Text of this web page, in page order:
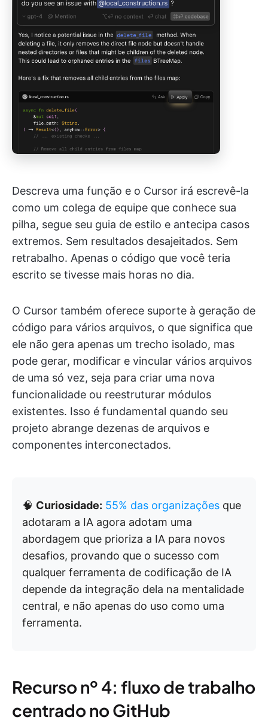
Descreva uma função e o Cursor irá escrevê-la
como um colega de equipe que conhece sua
pilha, segue seu guia de estilo e antecipa casos
extremos. Sem resultados desajeitados. Sem
retrabalho. Apenas o código que você teria
escrito se tivesse mais horas no dia.
O Cursor também oferece suporte à geração de
código para vários arquivos, o que significa que
ele não gera apenas um trecho isolado, mas
pode gerar, modificar e vincular vários arquivos
de uma só vez, seja para criar uma nova
funcionalidade ou reestruturar módulos
existentes. Isso é fundamental quando seu
projeto abrange dezenas de arquivos e
componentes interconectados.
🧠 Curiosidade: 55% das organizações que
adotaram a IA agora adotam uma
abordagem que prioriza a IA para novos
desafios, provando que o sucesso com
qualquer ferramenta de codificação de IA
depende da integração dela na mentalidade
central, e não apenas do uso como uma
ferramenta.
Recurso nº 4: fluxo de trabalho
centrado no GitHub